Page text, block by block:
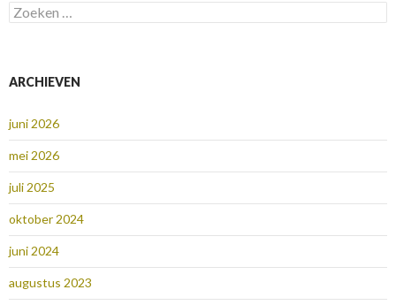
Zoeken
naar:
ARCHIEVEN
juni 2026
mei 2026
juli 2025
oktober 2024
juni 2024
augustus 2023